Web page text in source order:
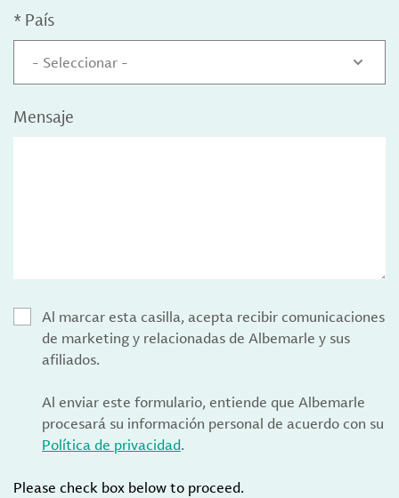
* País
- Seleccionar -
Mensaje
Al marcar esta casilla, acepta recibir comunicaciones
de marketing y relacionadas de Albemarle y sus
afiliados.
Al enviar este formulario, entiende que Albemarle
procesará su información personal de acuerdo con su
Política de privacidad.
Please check box below to proceed.